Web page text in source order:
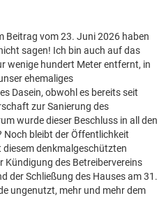
Beitrag vom 23. Juni 2026 haben
sagen! Ich bin auch auf das
wenige hundert Meter entfernt, in
ehemaliges
Dasein, obwohl es bereits seit
zur Sanierung des
wurde dieser Beschluss in all den
Noch bleibt der Öffentlichkeit
denkmalgeschützten
Kündigung des Betreibervereins
der Schließung des Hauses am 31.
ungenutzt, mehr und mehr dem